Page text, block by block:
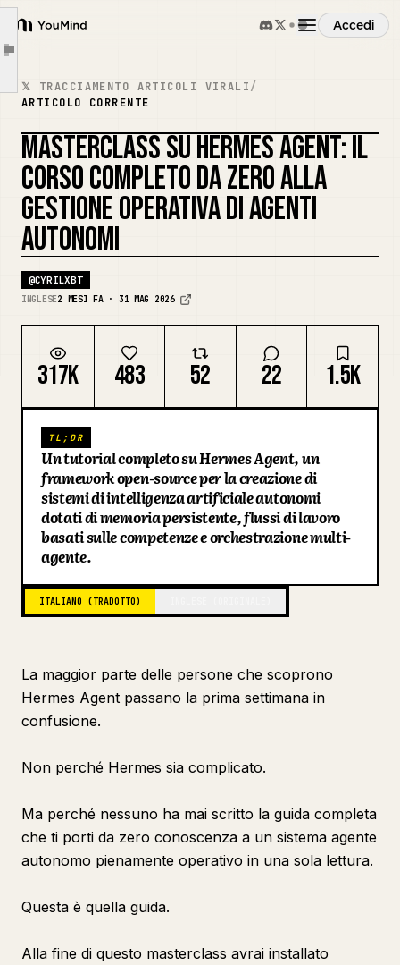
YouMind
Accedi
Panoramica
Casi d'uso
Abilità
Prompt
Scarica
Blog
Aggiornamenti
Article outline
Brave Search
Puppeteer
Processo
Sezione 8: Il Sistema di Pianificazione
content-opportunity
Scopo
Processo
Scopo
Attivazione
Processo
Output
performance-tracker
Scopo
Output
Sezione 10: Operazioni Multi-Agente
Scopo
Processo
Output
Processo
𝕏 TRACCIAMENTO ARTICOLI VIRALI/
ARTICOLO CORRENTE
REMIXA LA COPERTINA
MASTERCLASS SU HERMES AGENT: IL
CORSO COMPLETO DA ZERO ALLA
GESTIONE OPERATIVA DI AGENTI
AUTONOMI
@CYRILXBT
INGLESE2 MESI FA · 31 MAG 2026
317K 483 52 22 1.5K
TL;DR
Un tutorial completo su Hermes Agent, un
framework open-source per la creazione di
sistemi di intelligenza artificiale autonomi
dotati di memoria persistente, flussi di lavoro
basati sulle competenze e orchestrazione multi-
agente.
ITALIANO (TRADOTTO)
La maggior parte delle persone che scoprono
Hermes Agent passano la prima settimana in
confusione.
Non perché Hermes sia complicato.
Ma perché nessuno ha mai scritto la guida completa
che ti porti da zero conoscenza a un sistema agente
autonomo pienamente operativo in una sola lettura.
Questa è quella guida.
Alla fine di questo masterclass avrai installato